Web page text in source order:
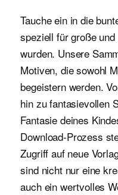
Tauche ein in die
speziell für große
wurden. Unsere
Motiven, die sowohl
begeistern werden.
hin zu fantasievollen
Fantasie deines
Download-Prozess
Zugriff auf neue
sind nicht nur eine
auch ein wertvolles